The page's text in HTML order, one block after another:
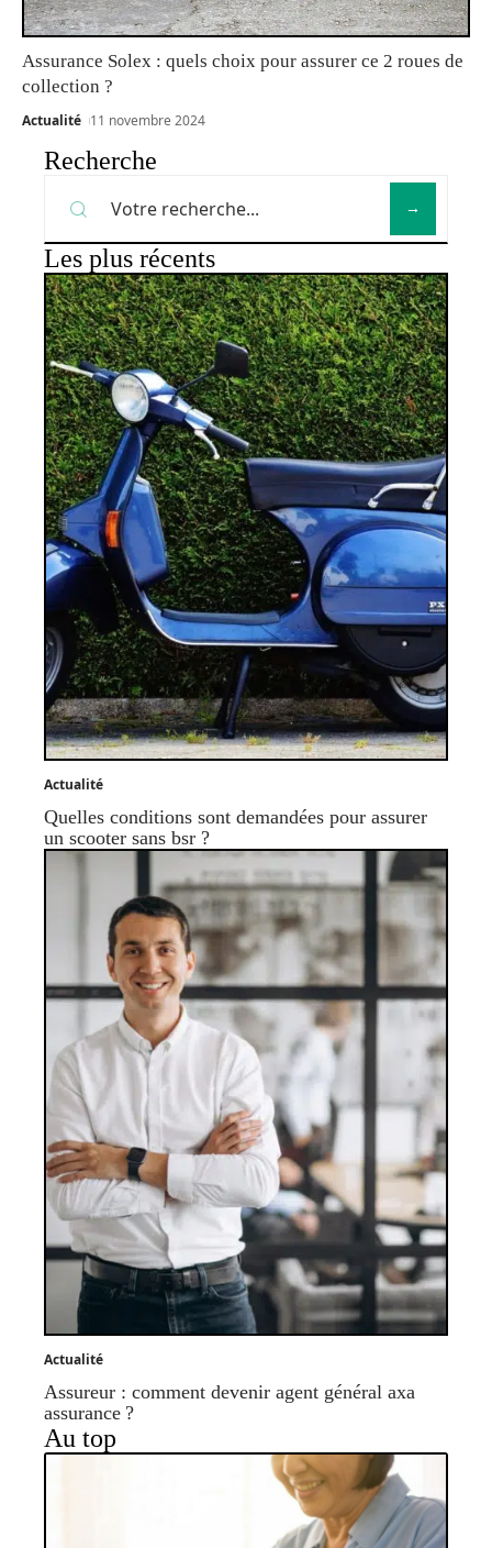
Assurance Solex : quels choix pour assurer ce 2 roues de
collection ?
Actualité 11 novembre 2024
Recherche
Les plus récents
Actualité
Quelles conditions sont demandées pour assurer
un scooter sans bsr ?
Actualité
Assureur : comment devenir agent général axa
assurance ?
Au top